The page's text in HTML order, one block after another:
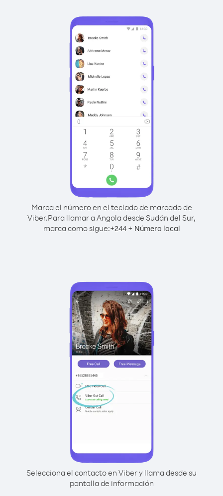
Marca el número en el teclado de marcado de
Viber.Para llamar a Angola desde Sudán del Sur,
marca como sigue:+244+ Número local
Selecciona el contacto en Viber y llama desde su
pantalla de información